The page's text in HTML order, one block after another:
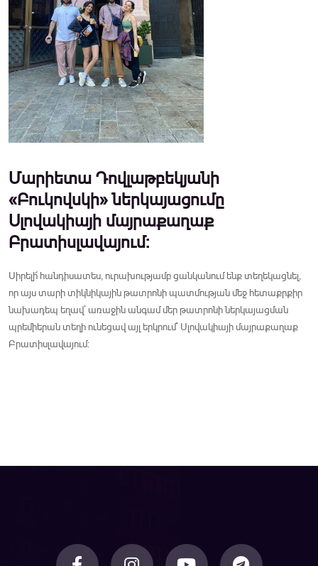
Մարիետա Դովլաթբեկյանի
«Բուկովսկի» ներկայացումը
Սլովակիայի մայրաքաղաք
Բրատիսլավայում:
Սիրելի՜ հանդիսատես, ուրախությամբ ցանկանում ենք տեղեկացնել,
որ այս տարի տիկնիկային թատրոնի պատմության մեջ հետաքրքիր
նախադեպ եղավ` առաջին անգամ մեր թատրոնի ներկայացման
պրեմիերան տեղի ունեցավ այլ երկրում` Սլովակիայի մայրաքաղաք
Բրատիսլավայում: